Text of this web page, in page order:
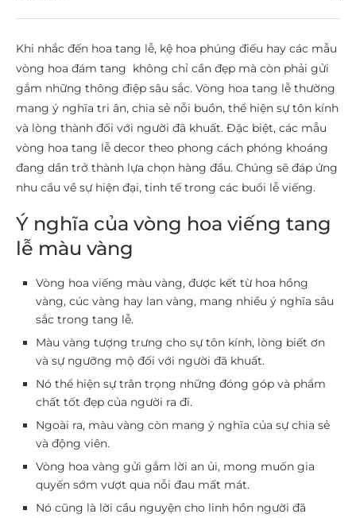
Khi nhắc đến hoa tang lễ, kệ hoa phúng điếu hay các mẫu
vòng hoa đám tang không chỉ cần đẹp mà còn phải gửi
gắm những thông điệp sâu sắc. Vòng hoa tang lễ thường
mang ý nghĩa tri ân, chia sẻ nỗi buồn, thể hiện sự tôn kính
và lòng thành đối với người đã khuất. Đặc biệt, các mẫu
vòng hoa tang lễ decor theo phong cách phóng khoáng
đang dần trở thành lựa chọn hàng đầu. Chúng sẽ đáp ứng
nhu cầu về sự hiện đại, tinh tế trong các buổi lễ viếng.
Ý nghĩa của vòng hoa viếng tang
lễ màu vàng
Vòng hoa viếng màu vàng, được kết từ hoa hồng
vàng, cúc vàng hay lan vàng, mang nhiều ý nghĩa sâu
sắc trong tang lễ.
Màu vàng tượng trưng cho sự tôn kính, lòng biết ơn
và sự ngưỡng mộ đối với người đã khuất.
Nó thể hiện sự trân trọng những đóng góp và phẩm
chất tốt đẹp của người ra đi.
Ngoài ra, màu vàng còn mang ý nghĩa của sự chia sẻ
và động viên.
Vòng hoa vàng gửi gắm lời an ủi, mong muốn gia
quyến sớm vượt qua nỗi đau mất mát.
Nó cũng là lời cầu nguyện cho linh hồn người đã